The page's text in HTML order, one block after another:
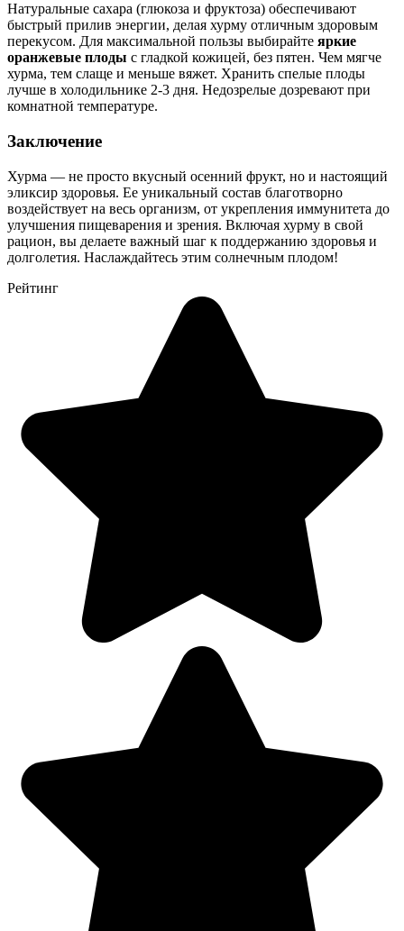
Натуральные сахара (глюкоза и фруктоза) обеспечивают
быстрый прилив энергии, делая хурму отличным здоровым
перекусом. Для максимальной пользы выбирайте яркие
оранжевые плоды с гладкой кожицей, без пятен. Чем мягче
хурма, тем слаще и меньше вяжет. Хранить спелые плоды
лучше в холодильнике 2-3 дня. Недозрелые дозревают при
комнатной температуре.
Заключение
Хурма — не просто вкусный осенний фрукт, но и настоящий
эликсир здоровья. Ее уникальный состав благотворно
воздействует на весь организм, от укрепления иммунитета до
улучшения пищеварения и зрения. Включая хурму в свой
рацион, вы делаете важный шаг к поддержанию здоровья и
долголетия. Наслаждайтесь этим солнечным плодом!
Рейтинг